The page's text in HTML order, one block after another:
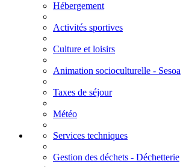
Hébergement
Activités sportives
Culture et loisirs
Animation socioculturelle - Sesoa
Taxes de séjour
Météo
Services techniques
Gestion des déchets - Déchetterie